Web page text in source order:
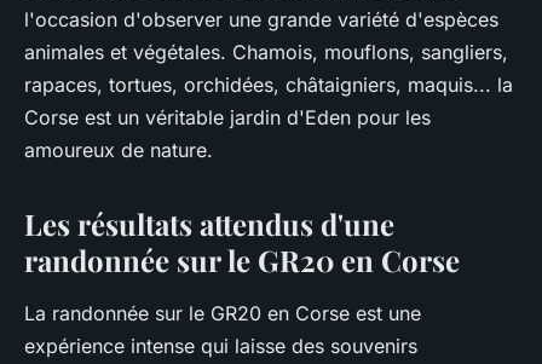
l'occasion d'observer une grande variété d'espèces
animales et végétales. Chamois, mouflons, sangliers,
rapaces, tortues, orchidées, châtaigniers, maquis... la
Corse est un véritable jardin d'Eden pour les
amoureux de nature.
Les résultats attendus d'une
randonnée sur le GR20 en Corse
La randonnée sur le GR20 en Corse est une
expérience intense qui laisse des souvenirs